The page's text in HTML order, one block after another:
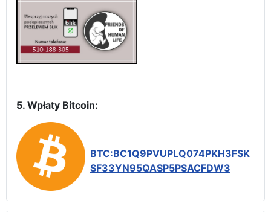
5. Wpłaty Bitcoin:
BTC:BC1Q9PVUPLQ074PKH3FSK
SF33YN95QASP5PSACFDW3